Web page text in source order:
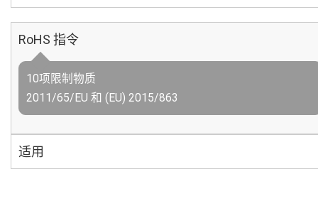
RoHS 指令
10项限制物质
2011/65/EU 和 (EU) 2015/863
适用